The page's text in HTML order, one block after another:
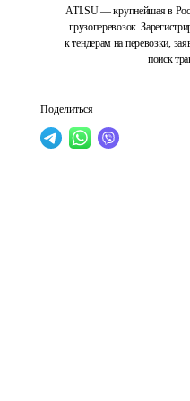
ATI.SU — крупнейшая в
грузоперевозок.
к тендерам на перевозки,
поиск
Поделиться